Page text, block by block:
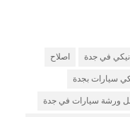
في جدة اصلاح
سيارات بجدة
ورشة سيارات في جدة